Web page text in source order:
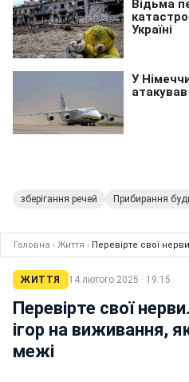
зберігання речей Прибирання
Головна › Життя › Перевірте свої
ЖИТТЯ 14 лютого 2025 · 19:15
Перевірте свої
ігор на виживання,
межі